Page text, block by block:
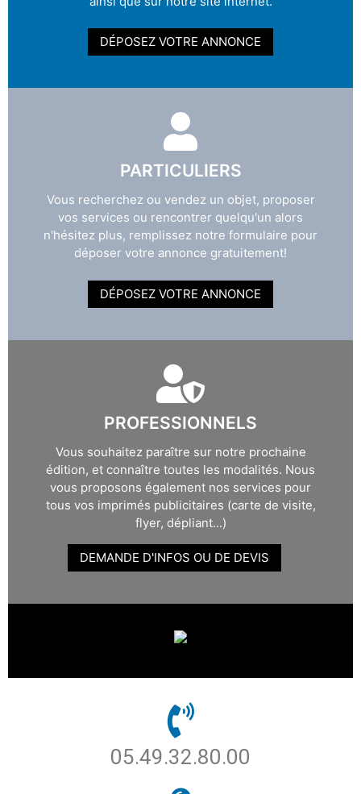
DÉPOSEZ VOTRE ANNONCE
PARTICULIERS
Vous recherchez ou vendez un objet, proposer
vos services ou rencontrer quelqu'un alors
n'hésitez plus, remplissez notre formulaire pour
déposer votre annonce gratuitement!
DÉPOSEZ VOTRE ANNONCE
PROFESSIONNELS
Vous souhaitez paraître sur notre prochaine
édition, et connaître toutes les modalités. Nous
vous proposons également nos services pour
tous vos imprimés publicitaires (carte de visite,
flyer, dépliant...)
DEMANDE D'INFOS OU DE DEVIS
05.49.32.80.00